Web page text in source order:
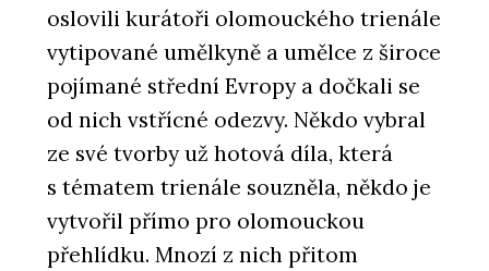
oslovili kurátoři olomouckého trienále
vytipované umělkyně a umělce z široce
pojímané střední Evropy a dočkali se
od nich vstřícné odezvy. Někdo vybral
ze své tvorby už hotová díla, která
s tématem trienále souzněla, někdo je
vytvořil přímo pro olomouckou
přehlídku. Mnozí z nich přitom